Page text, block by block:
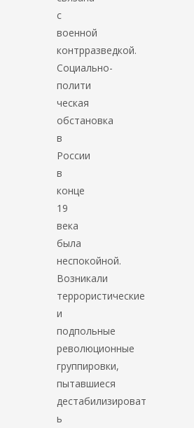
с
военной
контрразведкой.
Социально-
полити
ческая
обстановка
в
России
в
конце
19
века
была
неспокойной.
Возникали
террористические
и
подпольные
революционные
группировки,
пытавшиеся
дестабилизироват
ь